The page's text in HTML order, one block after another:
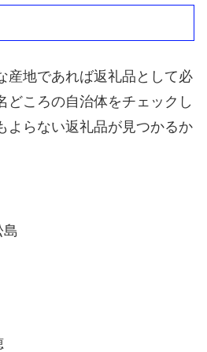
産地であれば返礼品として必
どころの自治体をチェックし
よらない返礼品が見つかるか